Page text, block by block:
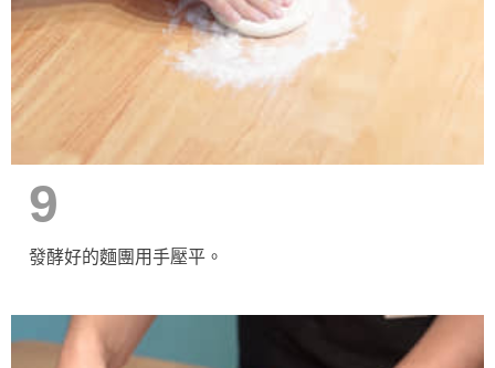
9
發酵好的麵團用手壓平。